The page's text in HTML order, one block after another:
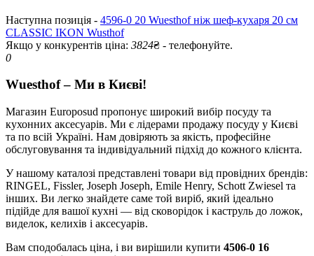
Наступна позиція - 4596-0 20 Wuesthof ніж шеф-кухаря 20 см
CLASSIC IKON Wusthof
Якщо у конкурентів ціна: 3824₴ - телефонуйте.
0
Wuesthof – Ми в Києві!
Магазин Europosud пропонує широкий вибір посуду та
кухонних аксесуарів. Ми є лідерами продажу посуду у Києві
та по всій Україні. Нам довіряють за якість, професійне
обслуговування та індивідуальний підхід до кожного клієнта.
У нашому каталозі представлені товари від провідних брендів:
RINGEL, Fissler, Joseph Joseph, Emile Henry, Schott Zwiesel та
інших. Ви легко знайдете саме той виріб, який ідеально
підійде для вашої кухні — від сковорідок і каструль до ложок,
виделок, келихів і аксесуарів.
Вам сподобалась ціна, і ви вирішили купити 4506-0 16